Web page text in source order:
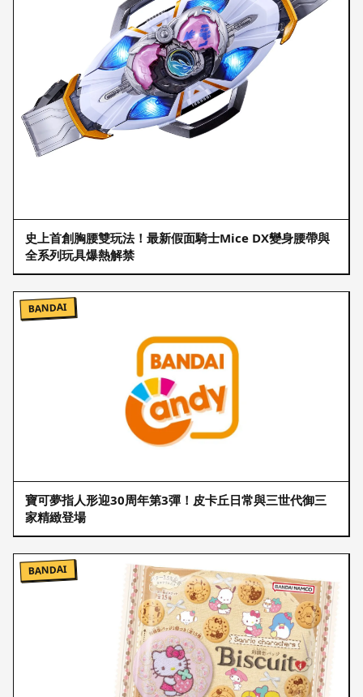
史上首創胸腰雙玩法！最新假面騎士Mice DX變身腰帶與
全系列玩具爆熱解禁
BANDAI
寶可夢指人形迎30周年第3彈！皮卡丘日常與三世代御三
家精緻登場
BANDAI